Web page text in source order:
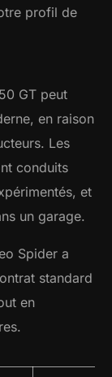
profil de
GT peut
en raison
Les
conduits
et
un garage.
Spider a
standard
en